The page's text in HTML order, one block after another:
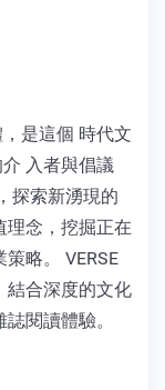
，是這個 時代文
入者與倡議
探索新湧現的
理念，挖掘正在
略。 VERSE
結合深度的文化
閱讀體驗。